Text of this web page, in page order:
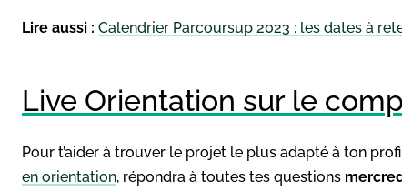
Lire aussi : Calendrier Parcoursup 2023 : les dates à
Live Orientation sur le
Pour t’aider à trouver le projet le plus adapté à ton
en orientation, répondra à toutes tes questions